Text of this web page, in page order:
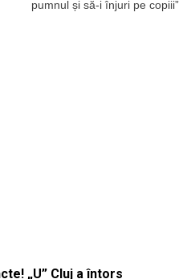
pumnul și să-i înjuri pe copiii”
„U” Cluj a întors